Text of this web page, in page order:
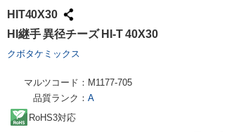
HIT40X30
HI継手 異径チーズ HI-T 40X30
クボタケミックス
マルツコード： M1177-705
品質ランク： A
RoHS3対応